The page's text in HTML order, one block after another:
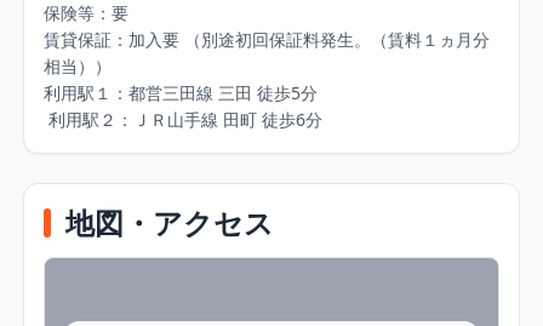
保険等：要
賃貸保証：加⼊要 （別途初回保証料発⽣。（賃料１ヵ⽉分
相当））
利⽤駅１：都営三⽥線 三⽥ 徒歩5分
利⽤駅２：ＪＲ⼭⼿線 ⽥町 徒歩6分
地図・アクセス